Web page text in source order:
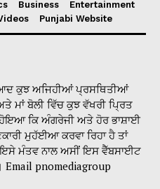
Business
Entertainment
Punjabi Website
ਕੁਝ ਅਜਿਹੀਆਂ ਪ੍ਰਸਥਿਤੀਆਂ
ਮਾਂ ਬੋਲੀ ਵਿੱਚ ਕੁਝ ਵੱਖਰੀ ਪ੍ਰਿਤ
ਕਿ ਅੰਗਰੇਜੀ ਅਤੇ ਹੋਰ ਭਾਸ਼ਾਈ
ਮੁਹੱਈਆ ਕਰਵਾ ਰਿਹਾ ਹੈ ਤਾਂ
ਇਸੇ ਮੰਤਵ ਨਾਲ ਅਸੀਂ ਇਸ ਵੈੱਬਸਾਈਟ
Email pnomediagroup